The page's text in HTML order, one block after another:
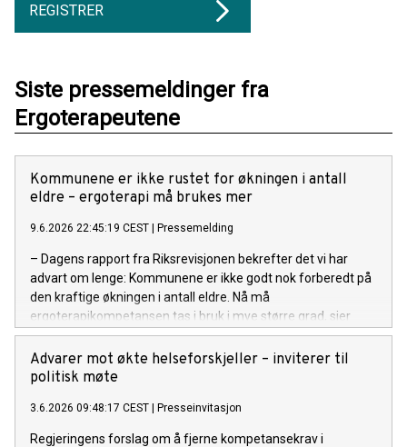
REGISTRER
Siste pressemeldinger fra
Ergoterapeutene
Kommunene er ikke rustet for økningen i antall
eldre – ergoterapi må brukes mer
9.6.2026 22:45:19 CEST | Pressemelding
– Dagens rapport fra Riksrevisjonen bekrefter det vi har
advart om lenge: Kommunene er ikke godt nok forberedt på
den kraftige økningen i antall eldre. Nå må
ergoterapikompetansen tas i bruk i mye større grad, sier
forbundsleder i Ergoterapeutene, Tove Holst Skyer.
Advarer mot økte helseforskjeller – inviterer til
politisk møte
3.6.2026 09:48:17 CEST | Presseinvitasjon
Regjeringens forslag om å fjerne kompetansekrav i